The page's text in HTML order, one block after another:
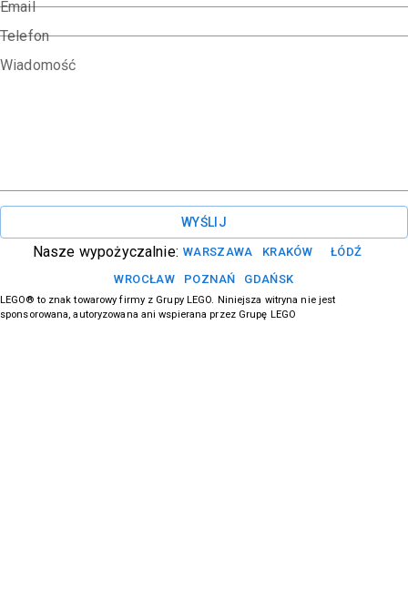
Email
Telefon
Wiadomość
WYŚLIJ
Nasze wypożyczalnie: WARSZAWA KRAKÓW
ŁÓDŹ
WROCŁAW
POZNAŃ GDAŃSK
LEGO® to znak towarowy firmy z Grupy LEGO. Niniejsza witryna nie jest
sponsorowana, autoryzowana ani wspierana przez Grupę LEGO